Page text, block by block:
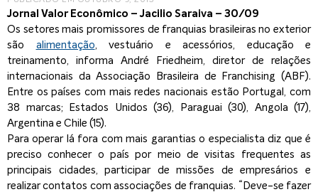
Jornal Valor Econômico – Jacilio Saraiva – 30/09
Os setores mais promissores de franquias brasileiras no exterior
são alimentação, vestuário e acessórios, educação e
treinamento, informa André Friedheim, diretor de relações
internacionais da Associação Brasileira de Franchising (ABF).
Entre os países com mais redes nacionais estão Portugal, com
38 marcas; Estados Unidos (36), Paraguai (30), Angola (17),
Argentina e Chile (15).
Para operar lá fora com mais garantias o especialista diz que é
preciso conhecer o país por meio de visitas frequentes as
principais cidades, participar de missões de empresários e
realizar contatos com associações de franquias. “Deve-se fazer